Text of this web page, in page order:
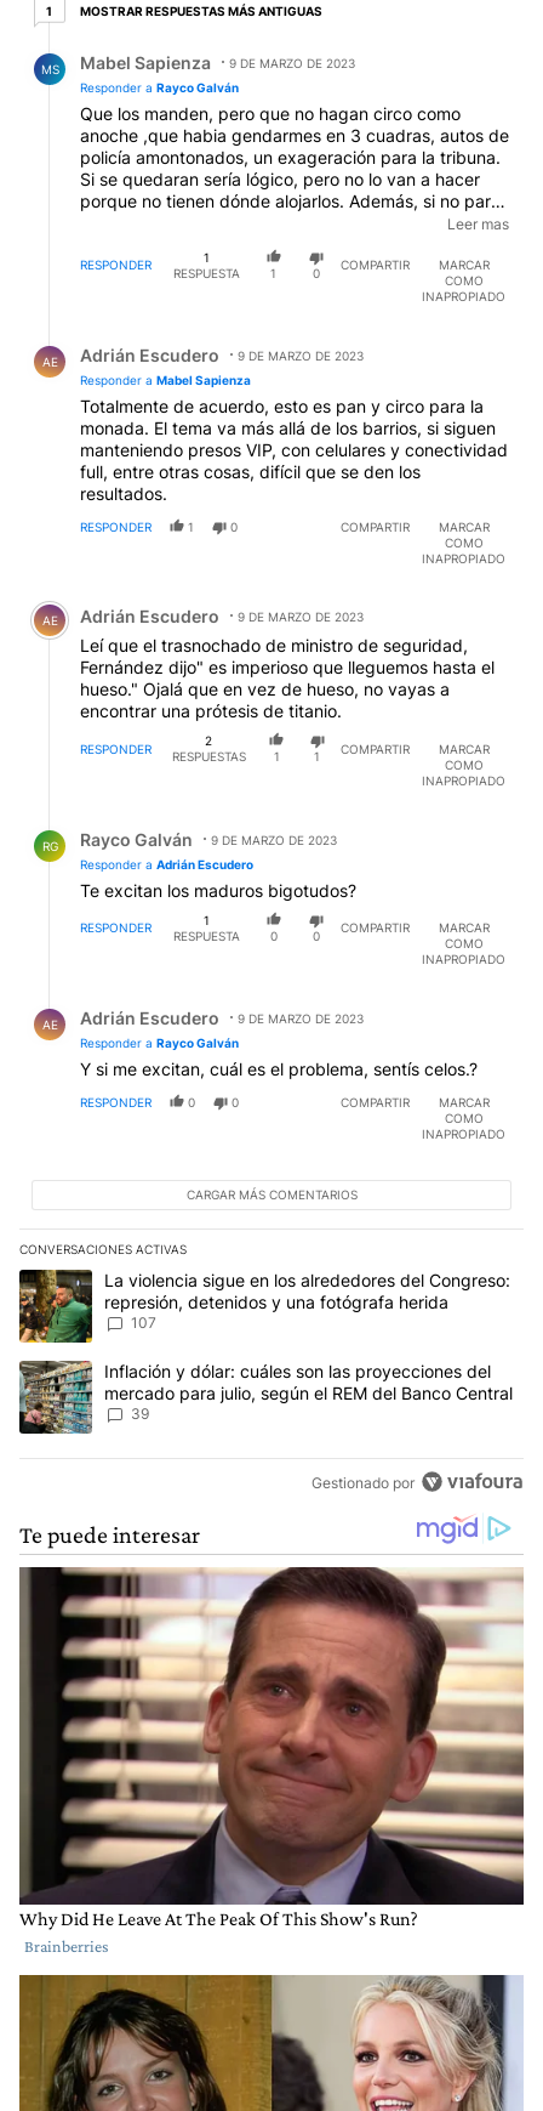
11 respuesta más antiguas
MOSTRAR RESPUESTAS MÁS ANTIGUAS
MS Mabel Sapienza
9 DE MARZO DE 2023
Responder a Rayco Galván
Que los manden, pero que no hagan circo como
anoche ,que habia gendarmes en 3 cuadras, autos de
policía amontonados, un exageración para la tribuna.
Si se quedaran sería lógico, pero no lo van a hacer
porque no tienen dónde alojarlos. Además, si no paran
todo desde las cárceles y hacen un plan serio, esto es
chancho chifle, estando Aníbal y Mena en Justicia
Leer mas
RESPONDER
1
RESPUESTA
1 0
COMPARTIR
MARCAR
COMO
INAPROPIADO
AE Adrián Escudero
9 DE MARZO DE 2023
Responder a Mabel Sapienza
Totalmente de acuerdo, esto es pan y circo para la
monada. El tema va más allá de los barrios, si siguen
manteniendo presos VIP, con celulares y conectividad
full, entre otras cosas, difícil que se den los
resultados.
RESPONDER 1 0 COMPARTIR
MARCAR
COMO
INAPROPIADO
Comentario de Adrián Escudero.
AE Adrián Escudero 9 DE MARZO DE 2023
Leí que el trasnochado de ministro de seguridad,
Fernández dijo" es imperioso que lleguemos hasta el
hueso." Ojalá que en vez de hueso, no vayas a
encontrar una prótesis de titanio.
RESPONDER
2
RESPUESTAS
1 1
COMPARTIR
MARCAR
COMO
INAPROPIADO
RG Rayco Galván
9 DE MARZO DE 2023
Responder a Adrián Escudero
Te excitan los maduros bigotudos?
RESPONDER
1
RESPUESTA
0 0
COMPARTIR
MARCAR
COMO
INAPROPIADO
AE Adrián Escudero
9 DE MARZO DE 2023
Responder a Rayco Galván
Y si me excitan, cuál es el problema, sentís celos.?
RESPONDER 0 0 COMPARTIR
MARCAR
COMO
INAPROPIADO
CARGAR MÁS COMENTARIOS
CONVERSACIONES ACTIVAS
Este listado muestra los artículos con más comentarios en los
Un artículo de tendencia con el título "La violencia sigue en los
La violencia sigue en los alrededores del Congreso:
represión, detenidos y una fotógrafa herida
107
Un artículo de tendencia con el título "Inflación y dólar: cuáles
Inflación y dólar: cuáles son las proyecciones del
mercado para julio, según el REM del Banco Central
39
Gestionado por